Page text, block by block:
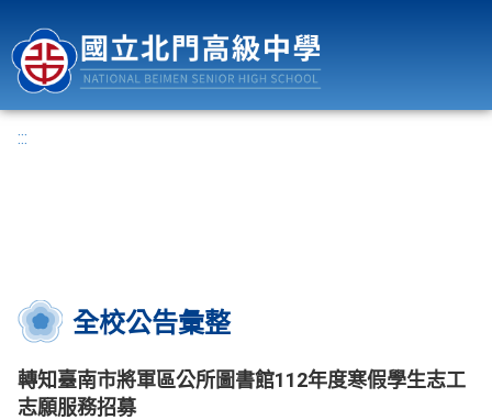
:::
全校公告彙整
轉知臺南市將軍區公所圖書館112年度寒假學生志工
志願服務招募